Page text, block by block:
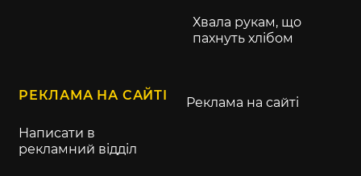
Хвала рукам, що
пахнуть хлібом
РЕКЛАМА НА САЙТІ
Написати в
рекламний відділ
Реклама на сайті